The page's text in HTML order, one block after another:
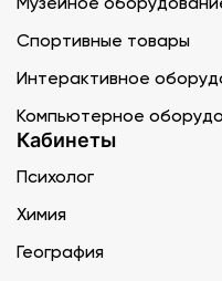
Спортивные товары
Интерактивное
Компьютерное
Кабинеты
Психолог
Химия
География